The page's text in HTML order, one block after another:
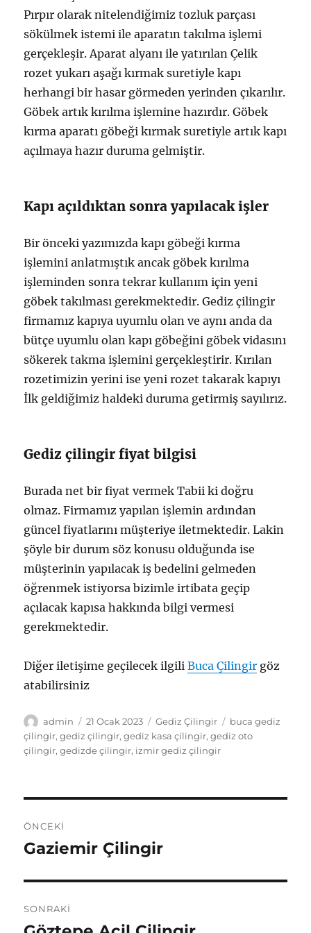
Pırpır olarak nitelendiğimiz tozluk parçası
sökülmek istemi ile aparatın takılma işlemi
gerçekleşir. Aparat alyanı ile yatırılan Çelik
rozet yukarı aşağı kırmak suretiyle kapı
herhangi bir hasar görmeden yerinden çıkarılır.
Göbek artık kırılma işlemine hazırdır. Göbek
kırma aparatı göbeği kırmak suretiyle artık kapı
açılmaya hazır duruma gelmiştir.
Kapı açıldıktan sonra yapılacak işler
Bir önceki yazımızda kapı göbeği kırma
işlemini anlatmıştık ancak göbek kırılma
işleminden sonra tekrar kullanım için yeni
göbek takılması gerekmektedir. Gediz çilingir
firmamız kapıya uyumlu olan ve aynı anda da
bütçe uyumlu olan kapı göbeğini göbek vidasını
sökerek takma işlemini gerçekleştirir. Kırılan
rozetimizin yerini ise yeni rozet takarak kapıyı
İlk geldiğimiz haldeki duruma getirmiş sayılırız.
Gediz çilingir fiyat bilgisi
Burada net bir fiyat vermek Tabii ki doğru
olmaz. Firmamız yapılan işlemin ardından
güncel fiyatlarını müşteriye iletmektedir. Lakin
şöyle bir durum söz konusu olduğunda ise
müşterinin yapılacak iş bedelini gelmeden
öğrenmek istiyorsa bizimle irtibata geçip
açılacak kapısa hakkında bilgi vermesi
gerekmektedir.
Diğer iletişime geçilecek ilgiliBuca Çilingir göz
atabilirsiniz
Yazar
admin
Yayın
tarihi
21 Ocak 2023 Kategoriler
Gediz Çilingir Etiketler
buca gediz
çilingir,gediz çilingir,gediz kasa çilingir,gediz oto
çilingir,gedizde çilingir, izmir gediz çilingir
gezinmesi
ÖNCEKI
Önceki
Gaziemir Çilingir
SONRAKI
Sonraki